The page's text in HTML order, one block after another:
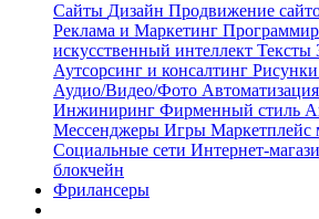
Сайты Дизайн Продвижение
Реклама и Маркетинг
искусственный интеллект Тексты
Аутсорсинг и консалтинг
Аудио/Видео/Фото
Инжиниринг Фирменный стиль
Мессенджеры Игры Маркетплейс
Социальные сети Интернет-
блокчейн
Фрилансеры